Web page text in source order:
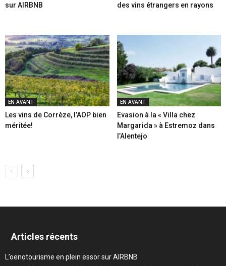
sur AIRBNB
des vins étrangers en rayons
EN AVANT
Les vins de Corrèze, l’AOP bien
méritée!
EN AVANT
Evasion à la « Villa chez
Margarida » à Estremoz dans
l’Alentejo
Articles récents
L’oenotourisme en plein essor sur AIRBNB